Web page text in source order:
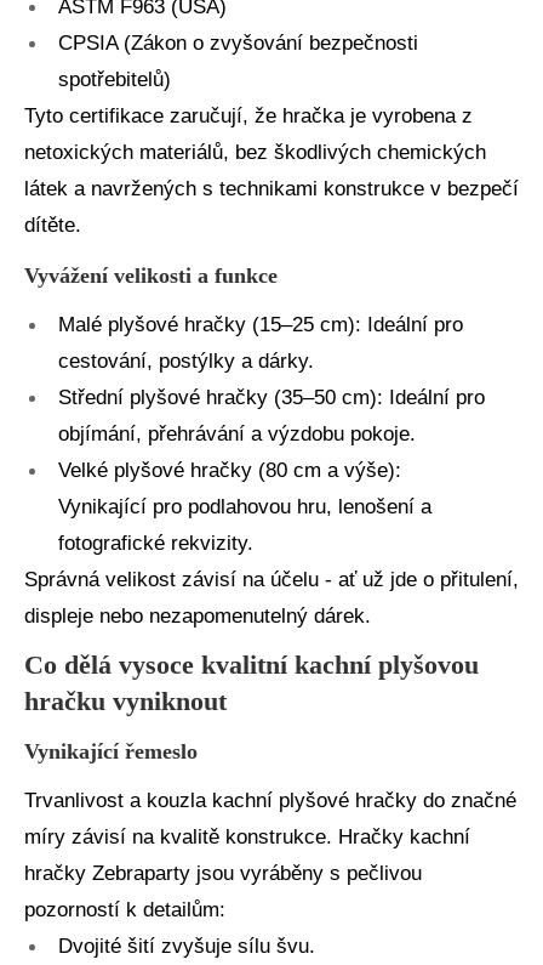
ASTM F963 (USA)
CPSIA (Zákon o zvyšování bezpečnosti
spotřebitelů)
Tyto certifikace zaručují, že hračka je vyrobena z
netoxických materiálů, bez škodlivých chemických
látek a navržených s technikami konstrukce v bezpečí
dítěte.
Vyvážení velikosti a funkce
Malé plyšové hračky (15–25 cm): Ideální pro
cestování, postýlky a dárky.
Střední plyšové hračky (35–50 cm): Ideální pro
objímání, přehrávání a výzdobu pokoje.
Velké plyšové hračky (80 cm a výše):
Vynikající pro podlahovou hru, lenošení a
fotografické rekvizity.
Správná velikost závisí na účelu - ať už jde o přitulení,
displeje nebo nezapomenutelný dárek.
Co dělá vysoce kvalitní kachní plyšovou
hračku vyniknout
Vynikající řemeslo
Trvanlivost a kouzla kachní plyšové hračky do značné
míry závisí na kvalitě konstrukce. Hračky kachní
hračky Zebraparty jsou vyráběny s pečlivou
pozorností k detailům:
Dvojité šití zvyšuje sílu švu.